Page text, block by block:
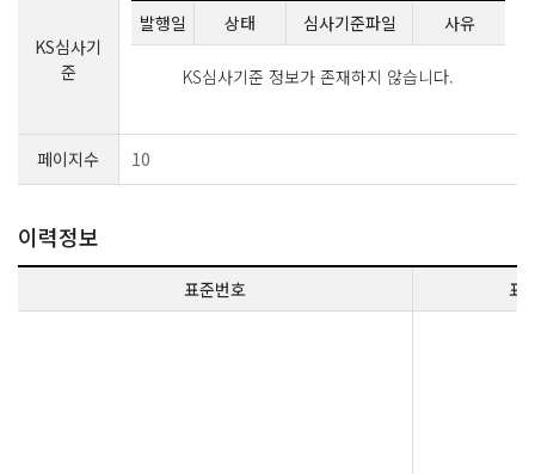
KS심사기
준
발행일 상태 심사기준파일 사유
KS심사기준 정보가 존재하지 않습니다.
페이지수 10
이력정보
표준번호 표